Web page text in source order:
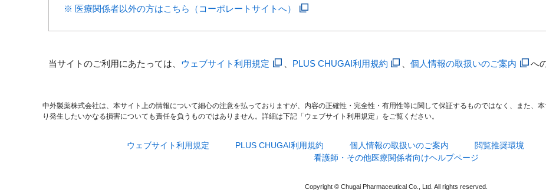
※ 医療関係者以外の方はこちら（コーポレートサイトへ）
当サイトのご利用にあたっては、 ウェブサイト利用規定 PLUS CHUGAI利用規約 、個人情報の取扱いのご案内 へ
中外製薬株式会社は、本サイト上の情報について細心の注意を払っておりますが、内容の正確性・完全性・有用性等に関して保証するものではなく、また、
り発生したいかなる損害についても責任を負うものではありません。詳細は下記「ウェブサイト利用規定」をご覧ください。
ウェブサイト利用規定 PLUS CHUGAI利用規約 個人情報の取扱いのご案内 閲覧推奨環境
看護師・その他医療関係者向けヘルプページ
Copyright © Chugai Pharmaceutical Co., Ltd. All rights reserved.